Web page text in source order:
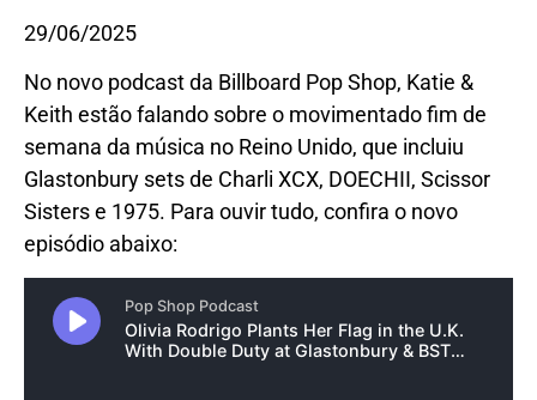
29/06/2025
No novo podcast da Billboard Pop Shop, Katie &
Keith estão falando sobre o movimentado fim de
semana da música no Reino Unido, que incluiu
Glastonbury sets de Charli XCX, DOECHII, Scissor
Sisters e 1975. Para ouvir tudo, confira o novo
episódio abaixo: